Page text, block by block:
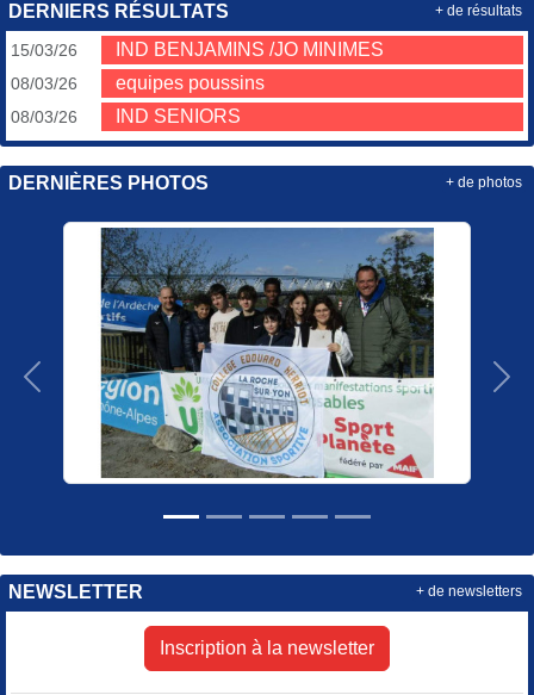
DERNIERS RÉSULTATS
15/03/26 IND BENJAMINS /JO MINIMES
08/03/26 equipes poussins
08/03/26 IND SENIORS
+ de résultats
DERNIÈRES PHOTOS
Précedent
+ de photos
NEWSLETTER
Inscription à la newsletter
+ de newsletters